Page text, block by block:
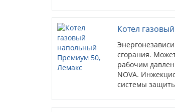
возможных
открытый
обеспечивает
Котел
сгорания.
рабочим
NOVA.
системы